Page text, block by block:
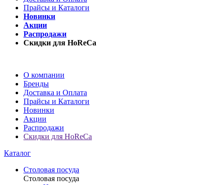
Прайсы и Каталоги
Новинки
Акции
Распродажи
Скидки для HoReCa
О компании
Бренды
Доставка и Оплата
Прайсы и Каталоги
Новинки
Акции
Распродажи
Скидки для HoReCa
Каталог
Столовая посуда
Столовая посуда